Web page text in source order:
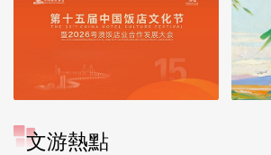
文游熱點